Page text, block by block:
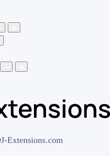
Extensions.com